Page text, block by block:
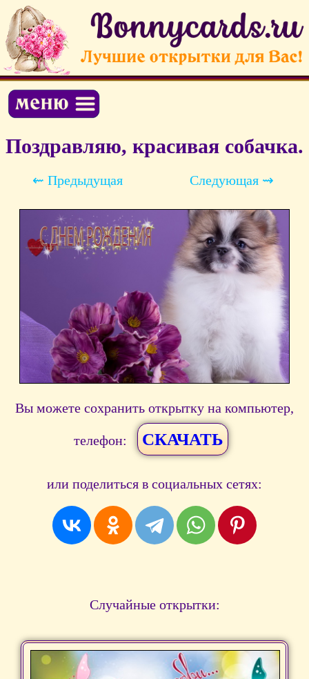
Поздравляю, красивая собачка.
⇜ Предыдущая Следующая ⇝
Вы можете сохранить открытку на компьютер,
телефон: СКАЧАТЬ
или поделиться в социальных сетях:
Случайные открытки: